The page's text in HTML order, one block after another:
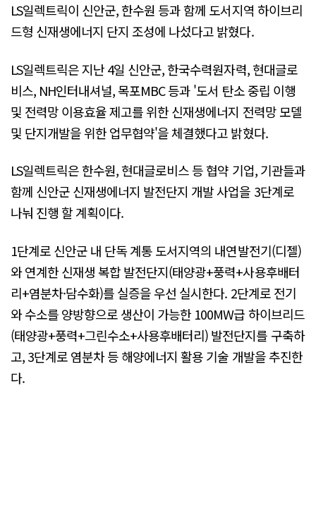
LS일렉트릭이 신안군, 한수원 등과 함께 도서지역 하이브리
드형 신재생에너지 단지 조성에 나섰다고 밝혔다.
LS일렉트릭은 지난 4일 신안군, 한국수력원자력, 현대글로
비스, NH인터내셔널, 목포MBC 등과 '도서 탄소 중립 이행
및 전력망 이용효율 제고를 위한 신재생에너지 전력망 모델
및 단지개발을 위한 업무협약'을 체결했다고 밝혔다.
LS일렉트릭은 한수원, 현대글로비스 등 협약 기업, 기관들과
함께 신안군 신재생에너지 발전단지 개발 사업을 3단계로
나눠 진행 할 계획이다.
1단계로 신안군 내 단독 계통 도서지역의 내연발전기(디젤)
와 연계한 신재생 복합 발전단지(태양광+풍력+사용후배터
리+염분차·담수화)를 실증을 우선 실시한다. 2단계로 전기
와 수소를 양방향으로 생산이 가능한 100MW급 하이브리드
(태양광+풍력+그린수소+사용후배터리) 발전단지를 구축하
고, 3단계로 염분차 등 해양에너지 활용 기술 개발을 추진한
다.